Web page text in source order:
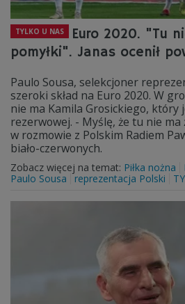
TYLKO U NAS
Euro 2020. "Tu
pomyłki". Janas ocenił
Paulo Sousa, selekcjoner
szeroki skład na Euro 2020. W
nie ma Kamila Grosickiego, który
rezerwowej. - Myślę, że tu nie ma
w rozmowie z Polskim Radiem
biało-czerwonych.
Zobacz więcej na temat: Piłka nożna
Paulo Sousa
reprezentacja Polski